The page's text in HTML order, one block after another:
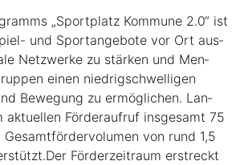
„Sport­platz Kom­mu­ne 2.0“ ist
und Sport­an­ge­bo­te vor Ort aus­
Netz­wer­ke zu stär­ken und Men­
einen nied­rig­schwel­li­gen
Bewe­gung zu ermög­li­chen. Lan­
aktu­el­len För­der­auf­ruf ins­ge­samt 75
von rund 1,5
För­der­zeit­raum erstreckt